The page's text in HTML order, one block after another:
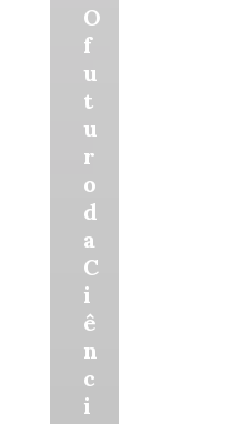
O
f
u
t
u
r
o
d
a
C
i
ê
n
c
i